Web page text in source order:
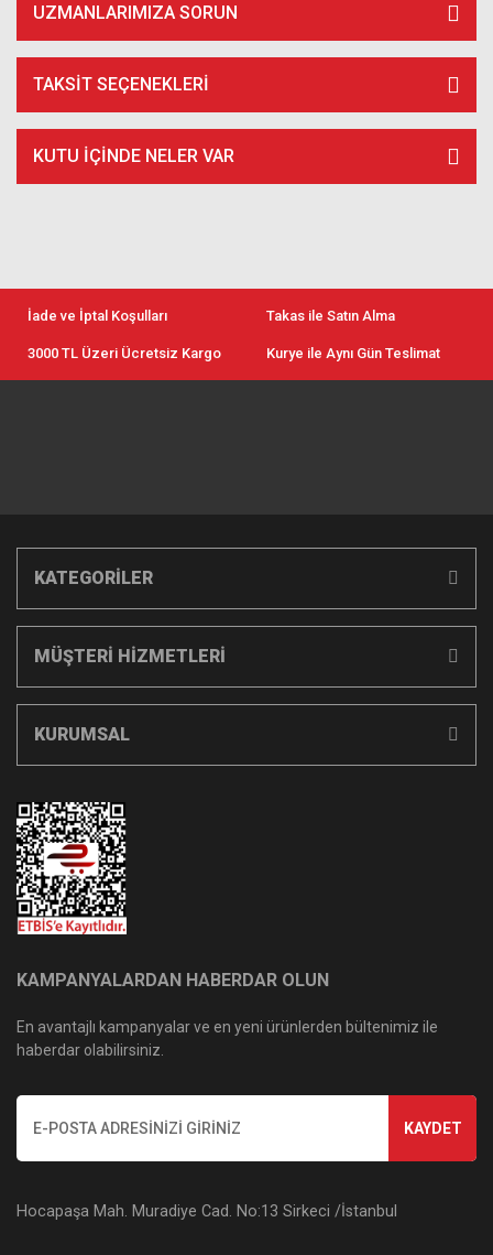
UZMANLARIMIZA SORUN
TAKSIT SEÇENEKLERI
KUTU İÇİNDE NELER VAR
İade ve İptal Koşulları Takas ile Satın Alma
3000 TL Üzeri Ücretsiz Kargo Kurye ile Aynı Gün Teslimat
KATEGORİLER
MÜŞTERİ HİZMETLERİ
KURUMSAL
KAMPANYALARDAN HABERDAR OLUN
En avantajlı kampanyalar ve en yeni ürünlerden bültenimiz ile
haberdar olabilirsiniz.
KAYDET
Hocapaşa Mah. Muradiye Cad. No:13 Sirkeci /İstanbul